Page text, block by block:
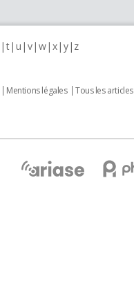
t u v w x y z
Mentions légales Tous les articles